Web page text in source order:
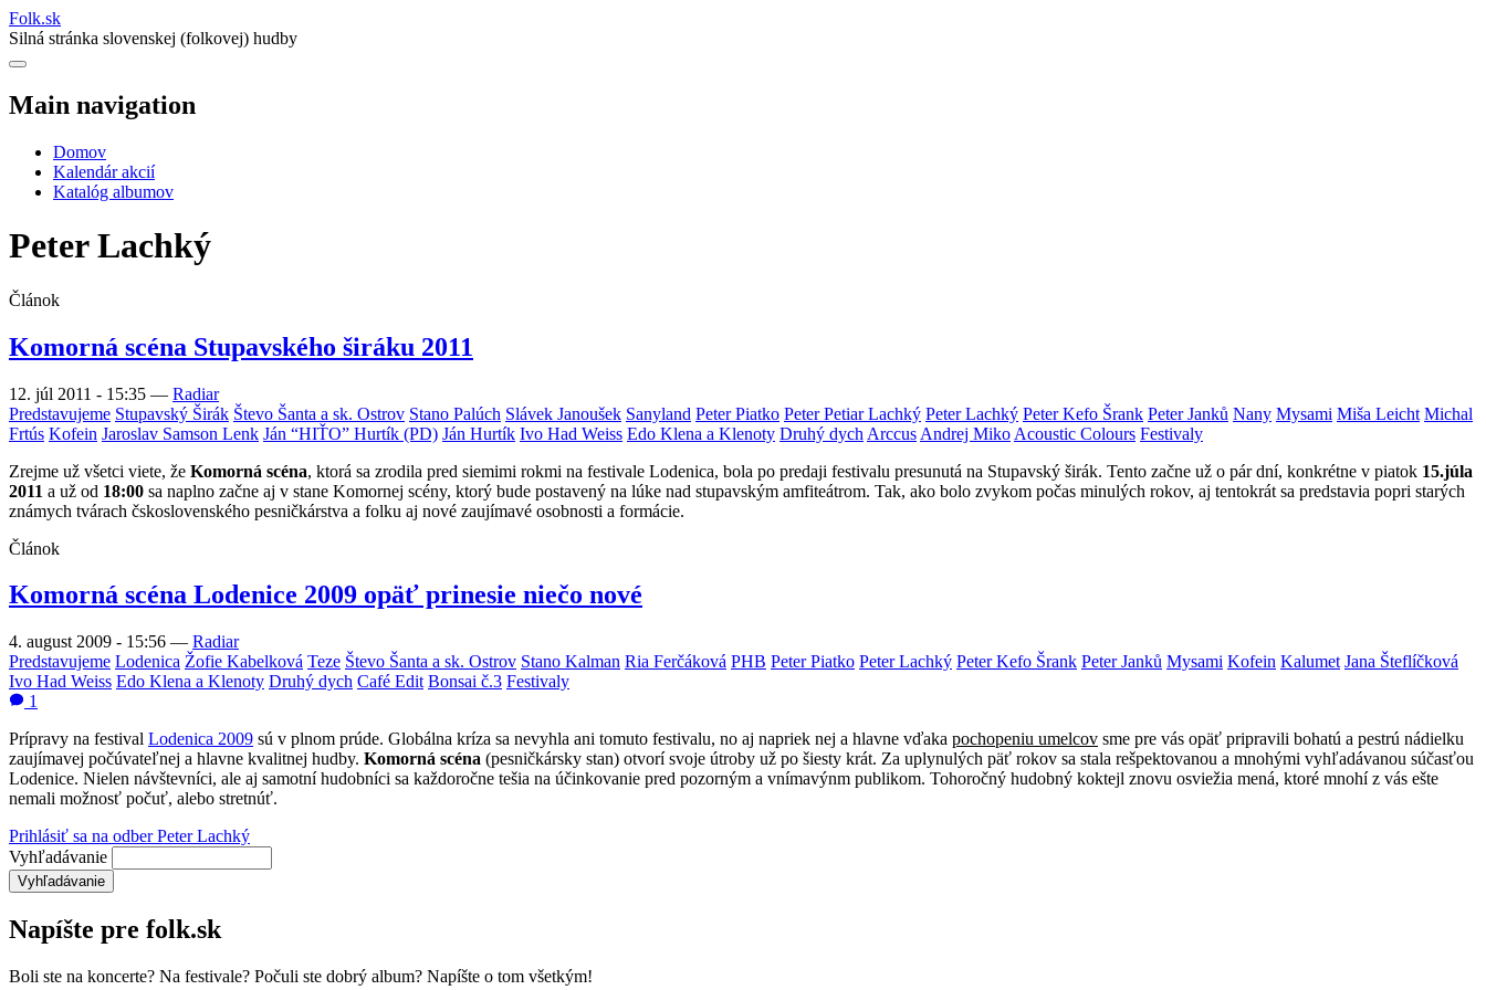
Folk.sk
Silná stránka slovenskej (folkovej) hudby
Main navigation
Domov
Kalendár akcií
Katalóg albumov
Peter Lachký
Článok
Komorná scéna Stupavského širáku 2011
12. júl 2011 - 15:35 — Radiar
Predstavujeme Stupavský Širák Števo Šanta a sk. Ostrov Stano Palúch Slávek Janoušek Sanyland Peter Piatko Peter Petiar Lachký Peter Lachký Peter Kefo Šrank Peter Janků Nany Mysami Miša Leicht Michal
Frtús Kofein Jaroslav Samson Lenk Ján “HIŤO” Hurtík (PD) Ján Hurtík Ivo Had Weiss Edo Klena a Klenoty Druhý dych Arccus Andrej Miko Acoustic Colours Festivaly
Zrejme už všetci viete, že Komorná scéna, ktorá sa zrodila pred siemimi rokmi na festivale Lodenica, bola po predaji festivalu presunutá na Stupavský širák. Tento začne už o pár dní, konkrétne v piatok 15.júla
2011 a už od 18:00 sa naplno začne aj v stane Komornej scény, ktorý bude postavený na lúke nad stupavským amfiteátrom. Tak, ako bolo zvykom počas minulých rokov, aj tentokrát sa predstavia popri starých
známych tvárach čskoslovenského pesničkárstva a folku aj nové zaujímavé osobnosti a formácie.
Článok
Komorná scéna Lodenice 2009 opäť prinesie niečo nové
4. august 2009 - 15:56 — Radiar
Predstavujeme Lodenica Žofie Kabelková Teze Števo Šanta a sk. Ostrov Stano Kalman Ria Ferčáková PHB Peter Piatko Peter Lachký Peter Kefo Šrank Peter Janků Mysami Kofein Kalumet Jana Šteflíčková
Ivo Had Weiss Edo Klena a Klenoty Druhý dych Café Edit Bonsai č.3 Festivaly
1
Prípravy na festival Lodenica 2009 sú v plnom prúde. Globálna kríza sa nevyhla ani tomuto festivalu, no aj napriek nej a hlavne vďaka pochopeniu umelcov sme pre vás opäť pripravili bohatú a pestrú nádielku
zaujímavej počúvateľnej a hlavne kvalitnej hudby. Komorná scéna (pesničkársky stan) otvorí svoje útroby už po šiesty krát. Za uplynulých päť rokov sa stala rešpektovanou a mnohými vyhľadávanou súčasťou
Lodenice. Nielen návštevníci, ale aj samotní hudobníci sa každoročne tešia na účinkovanie pred pozorným a vnímavýnm publikom. Tohoročný hudobný koktejl znovu osviežia mená, ktoré mnohí z vás ešte
nemali možnosť počuť, alebo stretnúť.
Prihlásiť sa na odber Peter Lachký
Vyhľadávanie
Napíšte pre folk.sk
Boli ste na koncerte? Na festivale? Počuli ste dobrý album? Napíšte o tom všetkým!